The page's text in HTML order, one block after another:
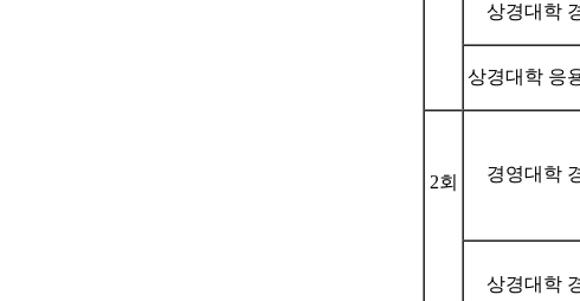
상경대학
상경대학 응
2회 경영대학
상경대학